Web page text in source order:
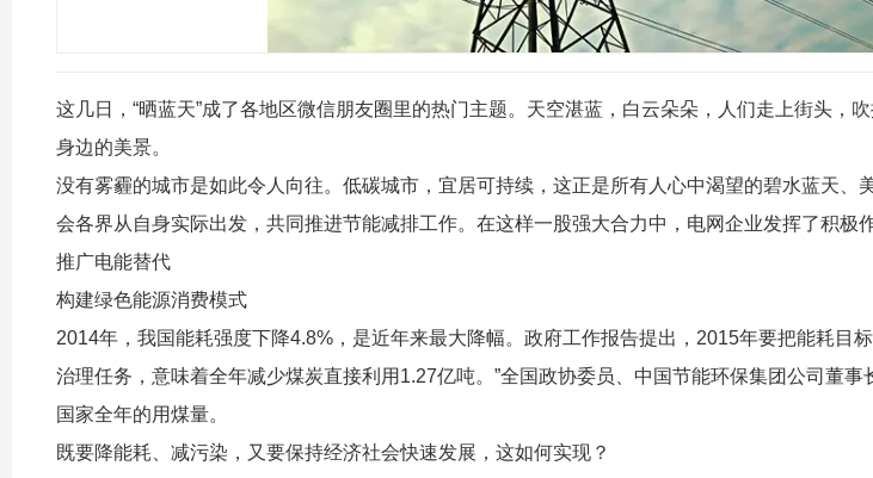
这几日，“晒蓝天”成了各地区微信朋友圈里的热门主题。天空湛蓝，白云朵朵，人们走上街头，
身边的美景。
没有雾霾的城市是如此令人向往。低碳城市，宜居可持续，这正是所有人心中渴望的碧水蓝天、
会各界从自身实际出发，共同推进节能减排工作。在这样一股强大合力中，电网企业发挥了积极作
推广电能替代
构建绿色能源消费模式
2014年，我国能耗强度下降4.8%，是近年来最大降幅。政府工作报告提出，2015年要把能耗目
治理任务，意味着全年减少煤炭直接利用1.27亿吨。”全国政协委员、中国节能环保集团公司董
国家全年的用煤量。
既要降能耗、减污染，又要保持经济社会快速发展，这如何实现？